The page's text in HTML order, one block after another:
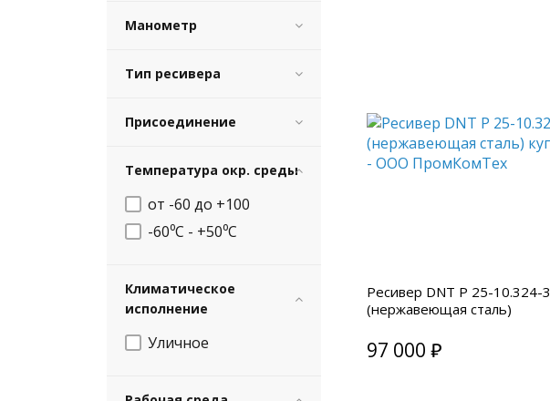
Манометр
Тип ресивера
Присоединение
Температура окр. среды
от -60 до +100
-60⁰C - +50⁰C
Климатическое
исполнение
Уличное
Ресивер DNT Р 25-10.324-3
(нержавеющая сталь)
97 000 ₽